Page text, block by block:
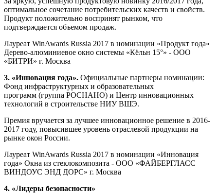
оптимальное сочетание потребительских качеств и свойств.
Продукт положительно воспринят рынком, что
подтверждается объемом продаж.
Лауреат WinAwards Russia 2017 в номинации «Продукт года»
Дерево-алюминиевое окно системы «Кёльн 15°» - ООО
«БИТРИ» г. Москва
3. «Инновация года». Официальные партнеры номинации:
Фонд инфраструктурных и образовательных
программ (группа РОСНАНО) и Центр инновационных
технологий в строительстве НИУ ВШЭ.
Премия вручается за лучшее инновационное решение в 2016-
2017 году, повысившее уровень отраслевой продукции на
рынке окон России.
Лауреат WinAwards Russia 2017 в номинации «Инновация
года» Окна из стеклокомпозита - ООО «ФАЙБЕРГЛАСС
ВИНДОУС ЭНД ДОРС» г. Москва
4. «Лидеры безопасности»